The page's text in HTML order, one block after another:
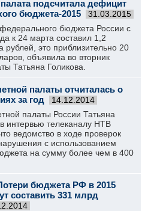
подсчитала дефицит
бюджета-2015
31.03.2015
бюджета России с
к 24 марта составил 1,2
рублей, это приблизительно 20
объявила во вторник
Татьяна Голикова.
палаты отчиталась о
за год
14.12.2014
палаты России Татьяна
интервью телеканалу НТВ
ведомство в ходе проверок
с использованием
на сумму более чем в 400
бюджета РФ в 2015
составить 331 млрд